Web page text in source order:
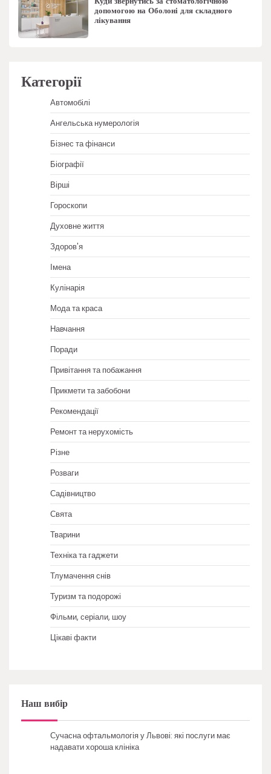
допомогою на Оболоні для складного
лікування
Категорії
Автомобілі
Ангельська нумерологія
Бізнес та фінанси
Біографії
Вірші
Гороскопи
Духовне життя
Здоров'я
Імена
Кулінарія
Мода та краса
Навчання
Поради
Привітання та побажання
Прикмети та забобони
Рекомендації
Ремонт та нерухомість
Різне
Розваги
Садівництво
Свята
Тварини
Техніка та гаджети
Тлумачення снів
Туризм та подорожі
Фільми, серіали, шоу
Цікаві факти
Наш вибір
Сучасна офтальмологія у Львові: які послуги має
надавати хороша клініка